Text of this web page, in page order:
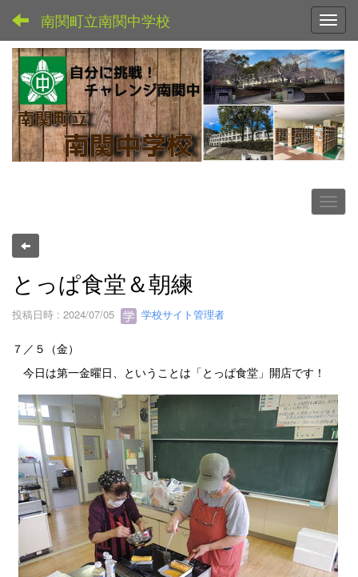
南関町立南関中学校
とっぱ食堂＆朝練
投稿日時 : 2024/07/05 学校サイト管理者
７／５（金）
今日は第一金曜日、ということは「とっぱ食堂」開店です！